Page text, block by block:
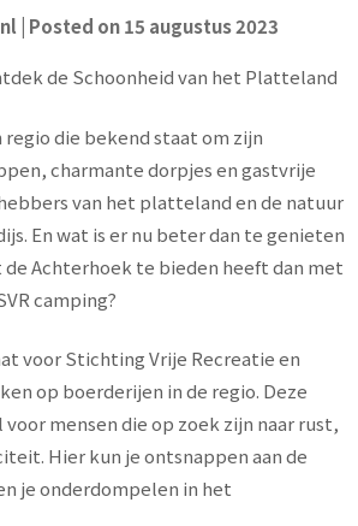
Posted on15 augustus 2023
de Schoonheid van het Platteland
die bekend staat om zijn
charmante dorpjes en gastvrije
van het platteland en de natuur
En wat is er nu beter dan te genieten
de Achterhoek te bieden heeft dan met
camping?
voor Stichting Vrije Recreatie en
op boerderijen in de regio. Deze
mensen die op zoek zijn naar rust,
Hier kun je ontsnappen aan de
je onderdompelen in het